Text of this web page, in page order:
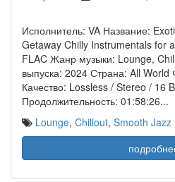
Исполнитель: VA Название:
Getaway Chilly Instrumentals for
FLAC Жанр музыки: Lounge,
выпуска: 2024 Страна: All
Качество: Lossless / Stereo / 16
Продолжительность: 01:58:26...
Lounge, Chillout, Smooth Jazz